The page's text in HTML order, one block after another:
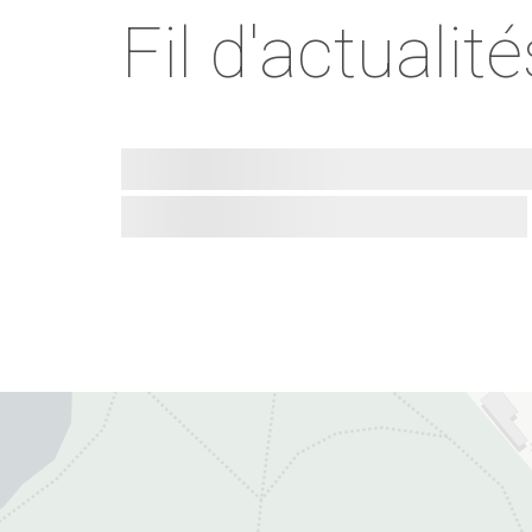
Fil